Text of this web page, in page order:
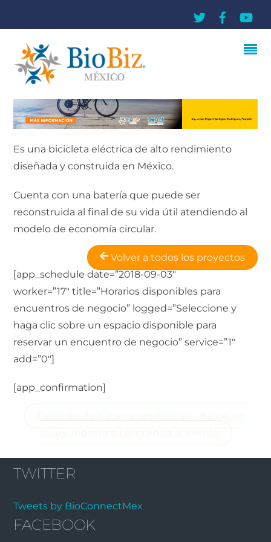
Es una bicicleta eléctrica de alto rendimiento
diseñada y construida en México.
Cuenta con una batería que puede ser
reconstruida al final de su vida útil atendiendo al
modelo de economía circular.
Volver a todos los proyectos
[app_schedule date=”2018-09-03″
worker=”17″ title=”Horarios disponibles para
encuentros de negocio” logged=”Seleccione y
haga clic sobre un espacio disponible para
reservar un encuentro de negocio” service=”1″
add=”0″]
[app_confirmation]
TWITTER
Tweets by BioConnectMex
FACEBOOK